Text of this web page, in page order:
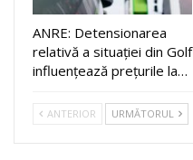
ANRE: Detensionarea
relativă a situației din Golf
influențează prețurile la…
ANTERIOR URMĂTORUL